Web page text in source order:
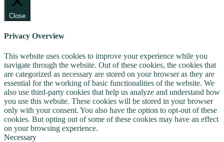
Close
Privacy Overview
This website uses cookies to improve your experience while you
navigate through the website. Out of these cookies, the cookies that
are categorized as necessary are stored on your browser as they are
essential for the working of basic functionalities of the website. We
also use third-party cookies that help us analyze and understand how
you use this website. These cookies will be stored in your browser
only with your consent. You also have the option to opt-out of these
cookies. But opting out of some of these cookies may have an effect
on your browsing experience.
Necessary